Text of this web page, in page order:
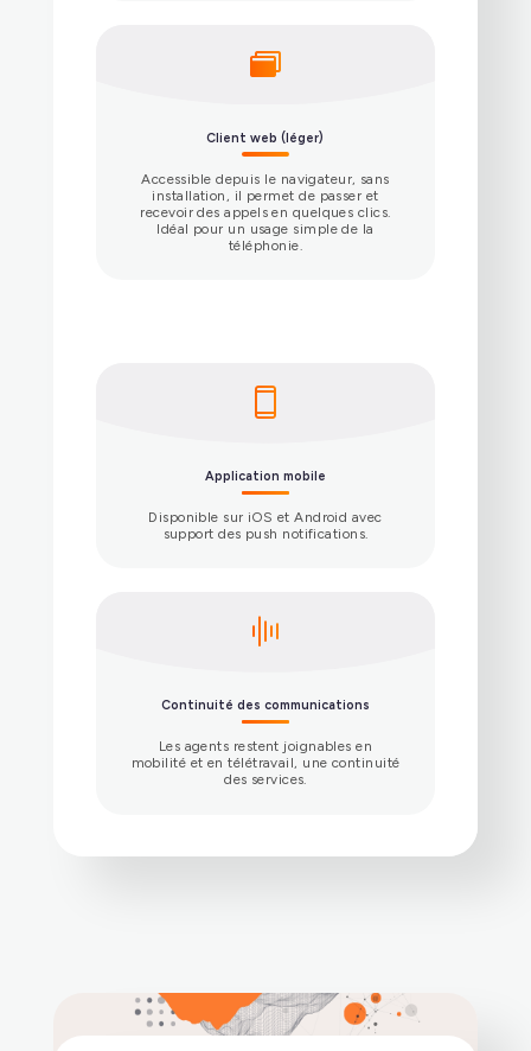
Application desktop (client lourd)
macOS pour les usages avancés de
téléphonie : multi-lignes, transfert
secrétariat. Grâce au SSO et à la
configuration automatique, tout est prêt
à l’emploi.
Accessible depuis le navigateur, sans